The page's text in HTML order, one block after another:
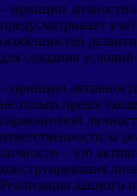
– принцип
предусматривает
особенностей
для создания
– принцип
не только
гармоничной
ответственности за
личности – это
конструирования
Реализация данного